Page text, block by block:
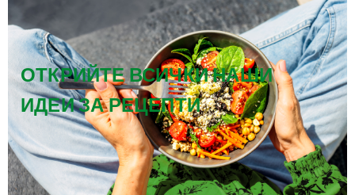
ОТКРИЙТЕ ВСИЧКИ НАШИ
ИДЕИ ЗА РЕЦЕПТИ